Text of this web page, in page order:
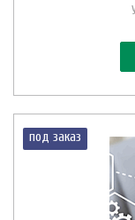
под заказ